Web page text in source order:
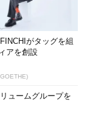
がタッグを組
アを創設
ュームグループを